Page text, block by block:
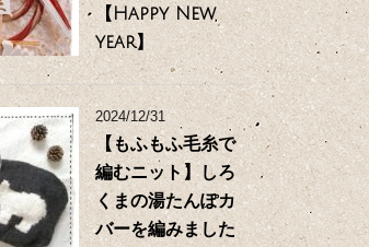
【Happy New
year】
2024/12/31
【もふもふ毛糸で
編むニット】しろ
くまの湯たんぽカ
バーを編みました